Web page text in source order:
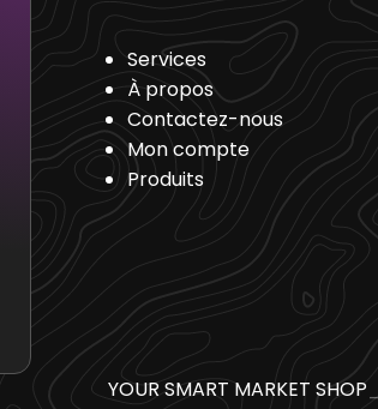
Services
À propos
Contactez-nous
Mon compte
Produits
YOUR SMART MARKET SHOP